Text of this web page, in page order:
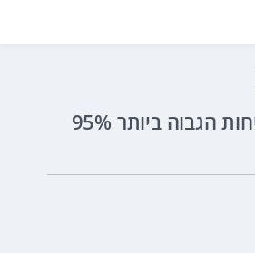
צ'אנגן החלה את דרכה בישראל עם דיפאל S07, הקרוסאובר החשמלי הספורטיבי של צ'אנגן שגם השיג את ציון הבטיחות הגבוה ביותר 95%